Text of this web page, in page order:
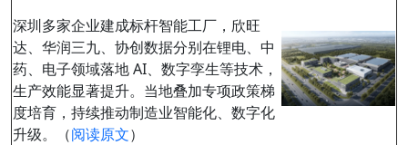
深圳多家企业建成标杆智能工厂，欣旺
达、华润三九、协创数据分别在锂电、中
药、电子领域落地 AI、数字孪生等技术，
生产效能显著提升。当地叠加专项政策梯
度培育，持续推动制造业智能化、数字化
升级。（阅读原文）